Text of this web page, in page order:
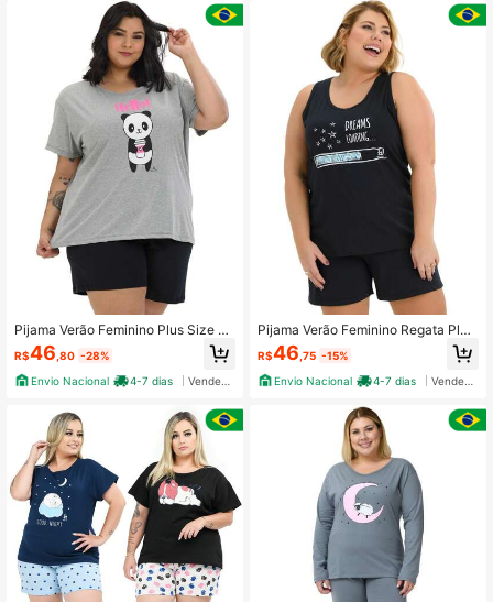
Pijama Verão Feminino Plus Size D
e Algodão Hello Panda
R$46 ,80 -28%
Envio Nacional
4-7 dias
Pijama Verão Feminino Regata Plus
Size De Algodão Carregando
R$46 ,75 -15%
Envio Nacional
4-7 dias